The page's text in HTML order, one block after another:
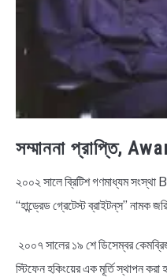
সম্মাননা প্রাপ্তি,
২০০২ সালে ব্রিটিশ গণমাধ্যম সংস্থা
“হান্ড্রেড গ্রেটেস্ট ব্রাইটন্‌স” নামক
২০০৭ সালের ১৯ শে ডিসেম্বর
স্টিফেন হকিংয়ের এক মূর্তি স্থাপন করা